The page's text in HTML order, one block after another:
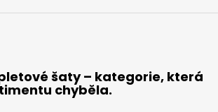
šaty – kategorie, která
chyběla.